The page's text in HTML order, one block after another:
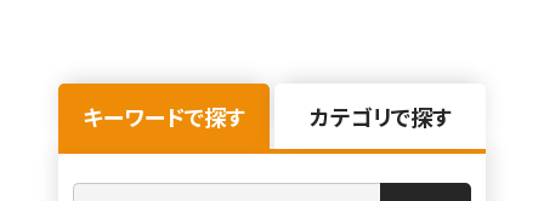
キーワードで探す カテゴリで探す